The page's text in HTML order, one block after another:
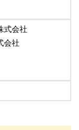
式会社
会社